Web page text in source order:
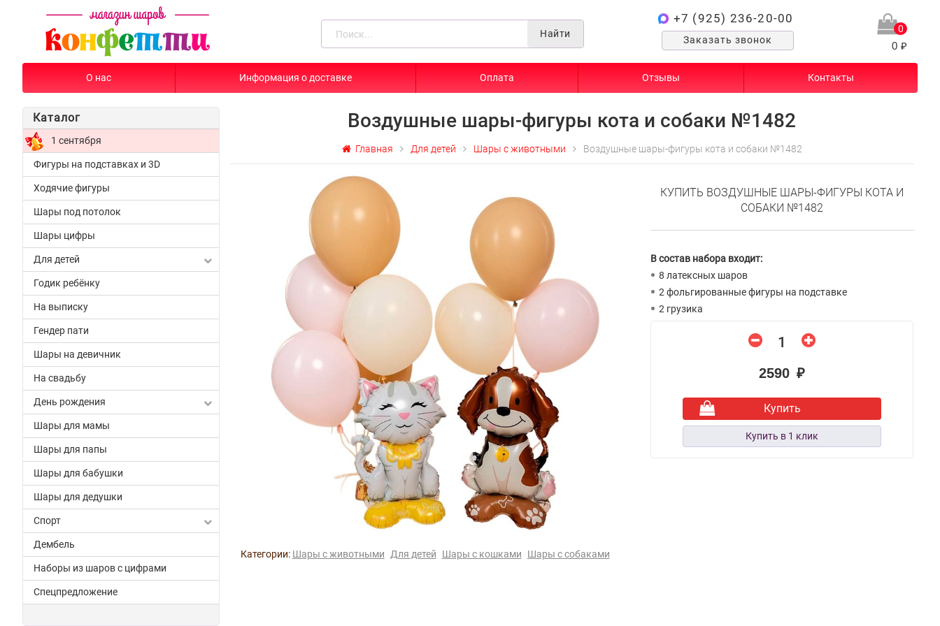
Найти
+7 (925) 236-20-00
Заказать звонок
0
0 ₽
О нас Информация о доставке Оплата Отзывы Контакты
Каталог
1 сентября
Фигуры на подставках и 3D
Ходячие фигуры
Шары под потолок
Шары цифры
Для детей
Годик ребёнку
На выписку
Гендер пати
Шары на девичник
На свадьбу
День рождения
Шары для мамы
Шары для папы
Шары для бабушки
Шары для дедушки
Спорт
Дембель
Наборы из шаров с цифрами
Спецпредложение
Воздушные шары-фигуры кота и собаки №1482
Главная Для детей Шары с животными Воздушные шары-фигуры кота и собаки №1482
Категории: Шары с животными Для детей Шары с кошками Шары с собаками
КУПИТЬ ВОЗДУШНЫЕ ШАРЫ-ФИГУРЫ КОТА И
СОБАКИ №1482
В состав набора входит:
8 латексных шаров
2 фольгированные фигуры на подставке
2 грузика
2590 ₽
Купить